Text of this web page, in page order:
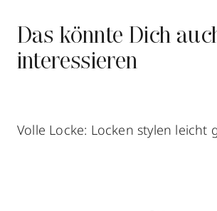
Das könnte Dich
interessieren
Volle Locke: Locken stylen leicht